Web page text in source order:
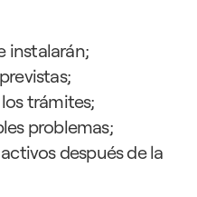
instalarán;
trámites;
problemas;
después de la